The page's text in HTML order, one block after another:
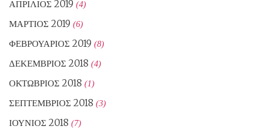
ΑΠΡΊΛΙΟΣ 2019 (4)
ΜΆΡΤΙΟΣ 2019 (6)
ΦΕΒΡΟΥΆΡΙΟΣ 2019 (8)
ΔΕΚΈΜΒΡΙΟΣ 2018 (4)
ΟΚΤΏΒΡΙΟΣ 2018 (1)
ΣΕΠΤΈΜΒΡΙΟΣ 2018 (3)
ΙΟΎΝΙΟΣ 2018 (7)